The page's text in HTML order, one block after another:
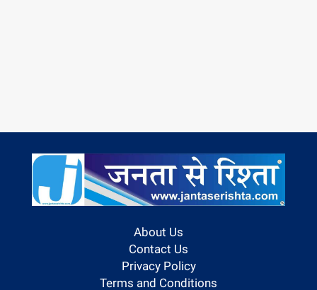
About Us
Contact Us
Privacy Policy
Terms and Conditions